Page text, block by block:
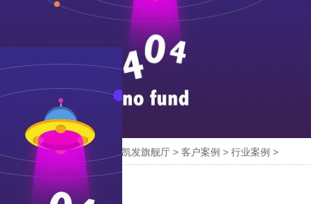
线: 18100332293
 您的位置：凯发旗舰厅-ag凯发旗舰厅 > 客户案例 > 行业案例 >